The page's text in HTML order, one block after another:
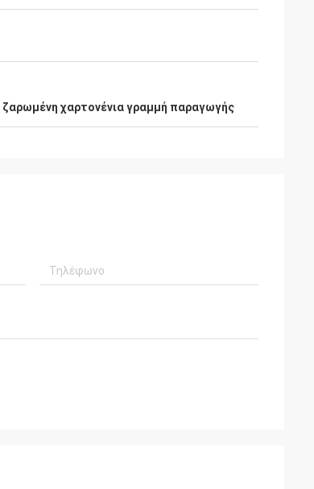
ζαρωμένη χαρτονένια γραμμή παραγωγής